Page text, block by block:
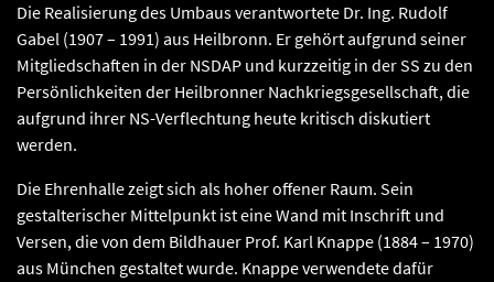
Die Realisierung des Umbaus verantwortete Dr. Ing. Rudolf
Gabel (1907 – 1991) aus Heilbronn. Er gehört aufgrund seiner
Mitgliedschaften in der NSDAP und kurzzeitig in der SS zu den
Persönlichkeiten der Heilbronner Nachkriegsgesellschaft, die
aufgrund ihrer NS-Verflechtung heute kritisch diskutiert
werden.
Die Ehrenhalle zeigt sich als hoher offener Raum. Sein
gestalterischer Mittelpunkt ist eine Wand mit Inschrift und
Versen, die von dem Bildhauer Prof. Karl Knappe (1884 – 1970)
aus München gestaltet wurde. Knappe verwendete dafür